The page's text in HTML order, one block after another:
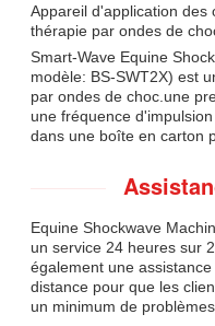
Appareil d'application des
thérapie par ondes de
Smart-Wave Equine
modèle: BS-SWT2X) est
par ondes de choc.une
une fréquence
dans une boîte en carton
Equine Shockwave
un service 24 heures sur
également une
distance pour que les
un minimum de problèmes.